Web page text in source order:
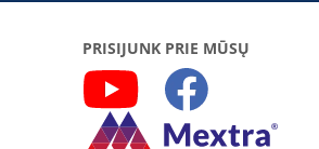
PRISIJUNK PRIE MŪSŲ